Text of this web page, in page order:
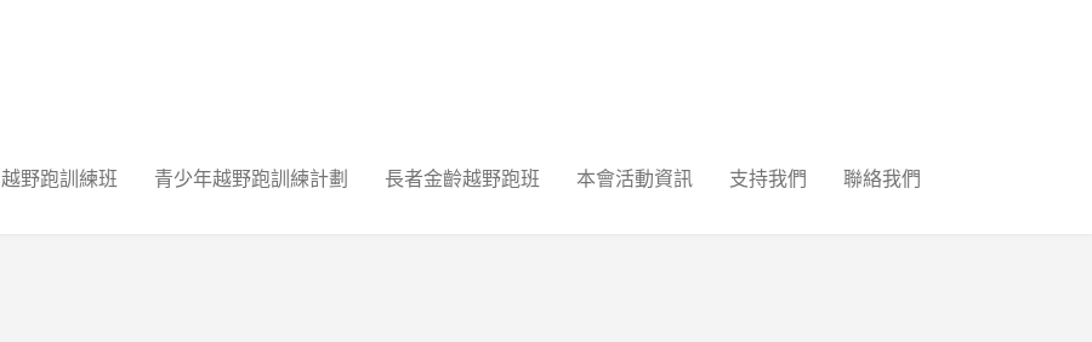
越野跑訓練班 青少年越野跑訓練計劃 長者金齡越野跑班 本會活動資訊 支持我們
聯絡我們